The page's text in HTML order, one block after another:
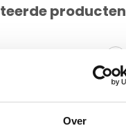
Over
producten